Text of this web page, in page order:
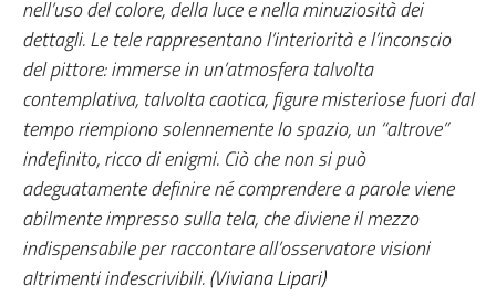
nell’uso del colore, della luce e nella minuziosità dei
dettagli. Le tele rappresentano l’interiorità e l’inconscio
del pittore: immerse in un’atmosfera talvolta
contemplativa, talvolta caotica, figure misteriose fuori dal
tempo riempiono solennemente lo spazio, un “altrove”
indefinito, ricco di enigmi. Ciò che non si può
adeguatamente definire né comprendere a parole viene
abilmente impresso sulla tela, che diviene il mezzo
indispensabile per raccontare all’osservatore visioni
altrimenti indescrivibili.(Viviana Lipari)